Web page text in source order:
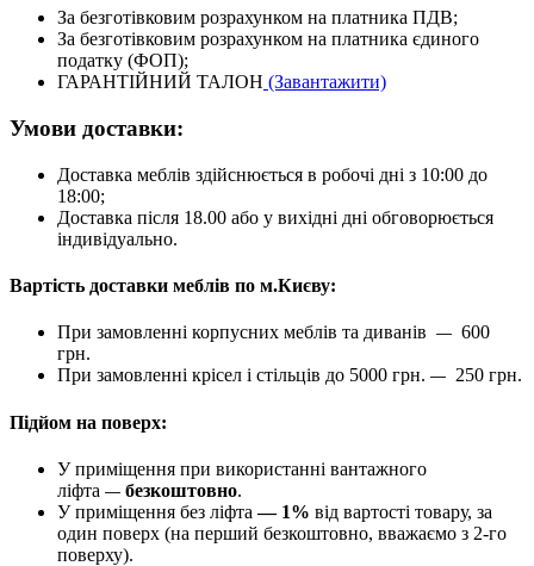
За безготівковим розрахунком на платника ПДВ;
За безготівковим розрахунком на платника єдиного
податку (ФОП);
ГАРАНТІЙНИЙ ТАЛОН (Завантажити)
Умови доставки:
Доставка меблів здійснюється в робочі дні з 10:00 до
18:00;
Доставка після 18.00 або у вихідні дні обговорюється
індивідуально.
Вартість доставки меблів по м.Києву:
При замовленні корпусних меблів та диванів — 600
грн.
При замовленні крісел і стільців до 5000 грн. — 250 грн.
Підйом на поверх:
У приміщення при використанні вантажного
ліфта — безкоштовно.
У приміщення без ліфта— 1% від вартості товару, за
один поверх (на перший безкоштовно, вважаємо з 2-го
поверху).